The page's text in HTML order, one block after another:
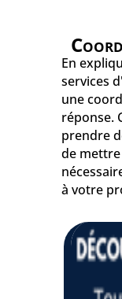
En
services
une
réponse.
prendre
de
à votre